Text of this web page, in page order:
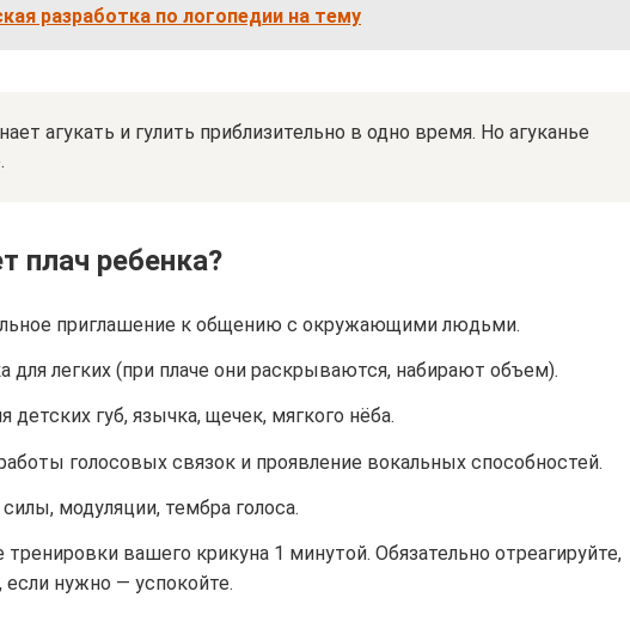
разработка по логопедии на тему
агукать и гулить приблизительно в одно время. Но агуканье
плач ребенка?
приглашение к общению с окружающими людьми.
для легких (при плаче они раскрываются, набирают объем).
детских губ, язычка, щечек, мягкого нёба.
голосовых связок и проявление вокальных способностей.
модуляции, тембра голоса.
тренировки вашего крикуна 1 минутой. Обязательно отреагируйте,
если нужно — успокойте.